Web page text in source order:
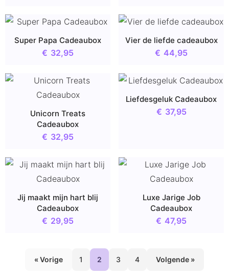
Super Papa Cadeaubox
€ 32,95
Vier de liefde cadeaubox
€ 44,95
Unicorn Treats
Cadeaubox
€ 32,95
Liefdesgeluk Cadeaubox
€ 37,95
Jij maakt mijn hart blij
Cadeaubox
€ 29,95
Luxe Jarige Job
Cadeaubox
€ 47,95
« Vorige 1 2 3 4 Volgende »